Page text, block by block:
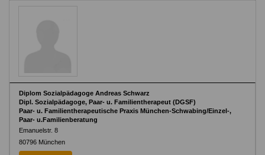
Diplom Sozialpädagoge Andreas Schwarz
Dipl. Sozialpädagoge, Paar- u. Familientherapeut (DGSF)
Paar- u. Familientherapeutische Praxis München-Schwabing/Einzel-,
Paar- u.Familienberatung
Emanuelstr. 8
80796 München